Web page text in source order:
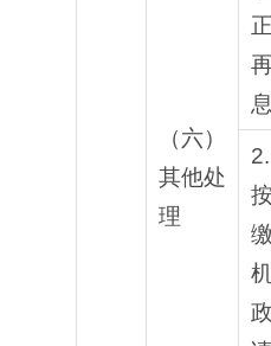
（六）
其他处
理